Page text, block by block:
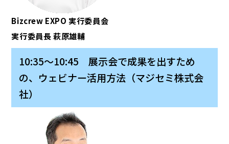
Bizcrew EXPO 実行委員会
実行委員長 萩原雄輔
10:35～10:45 展示会で成果を出すため
の、ウェビナー活用方法（マジセミ株式会
社）